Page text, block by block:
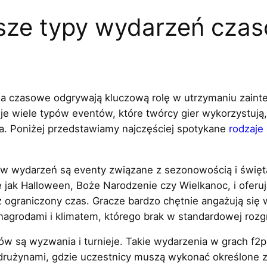
typy wydarzeń
czasowe odgrywają kluczową rolę w utrzymaniu
wiele typów eventów, które twórcy gier
Poniżej przedstawiamy najczęściej spotykane rodzaje
wydarzeń są eventy związane z sezonowością i
Halloween, Boże Narodzenie czy Wielkanoc, i
czas. Gracze bardzo chętnie angażują się
i klimatem, którego brak w standardowej
są wyzwania i turnieje. Takie wydarzenia w grach
gdzie uczestnicy muszą wykonać określone